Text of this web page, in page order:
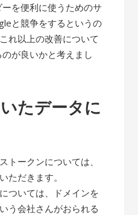
を便利に使うためのサ
と競争をするというの
れ以上の改善について
が良いかと考えまし
たデータに
トークンについては、
ただきます。
ついては、ドメインを
う会社さんがおられる